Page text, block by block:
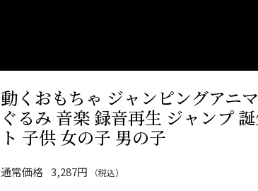
動くおもちゃ ジャンピングアニ
ぐるみ 音楽 録音再生 ジャンプ
ト 子供 女の子 男の子
通常価格 3,287円 （税込）